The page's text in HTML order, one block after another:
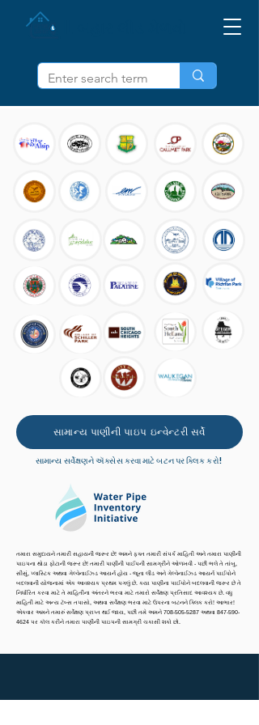
સામાન્ય પાણીની પાઇપ ઇન્વેન્ટરી સર્વે
સામાન્ય સર્વેક્ષણને ઍક્સેસ કરવા માટે બટન પર ક્લિક કરો!
તમારા સમુદાયને તમારી સહાયની જરૂર છે! અમને ફક્ત તમારી સંપર્ક માહિતી અને તમારા પાણીની
પાઇપના થોડા ફોટાની જરૂર છે! તમારી પાણીની પાઈપની સામગ્રીને ઓળખવી - પછી ભલે તે તાંબુ,
સીસું, પ્લાસ્ટિક અથવા ગેલ્વેનાઈઝ્ડ આયર્ન હોય - જૂના લીડ અને ગેલ્વેનાઈઝ્ડ આયર્ન પાઈપોને
બદલવાની યોજનામાં એક આવશ્યક પ્રથમ પગલું છે. કયા પાણીના પાઈપોને બદલવાની જરૂર છે તે
નિર્ધારિત કરવા માટે તે માહિતીના અંતરને ભરવા માટે તમારો સર્વેક્ષણ પ્રતિસાદ આવશ્યક છે. વધુ
માહિતી માટે અન્ય ટૅબ્સ તપાસો, અથવા સર્વેક્ષણ ભરવા માટે ઉપરના બટનને ક્લિક કરો! આભાર!
એકવાર અમને તમારું સર્વેક્ષણ પ્રાપ્ત થઈ જાય, પછી તમે અમને 708-505-5287 અથવા 847-590-
4624 પર કૉલ કરીને તમારા પાણીની પાઇપની સામગ્રી ચકાસી શકો છો.